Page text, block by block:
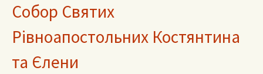
Собор Святих
Рівноапостольних Костянтина
та Єлени